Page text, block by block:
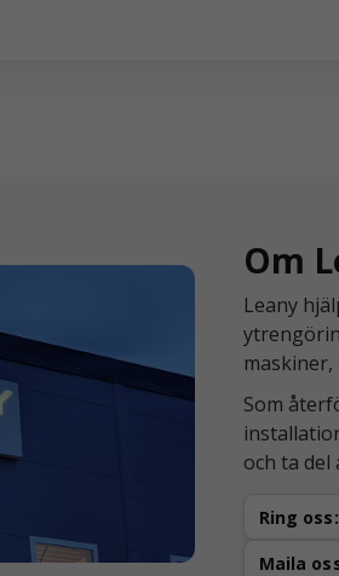
Om
Leany
Som
och ta
Ring oss:
Maila